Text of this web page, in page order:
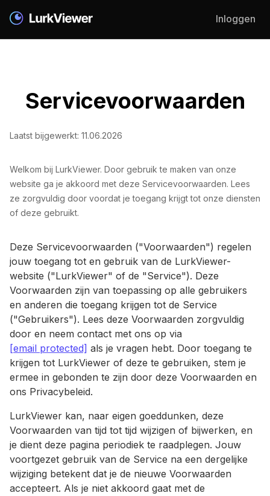
Inloggen
Servicevoorwaarden
Laatst bijgewerkt: 11.06.2026
Welkom bij LurkViewer. Door gebruik te maken van onze
website ga je akkoord met deze Servicevoorwaarden. Lees
ze zorgvuldig door voordat je toegang krijgt tot onze diensten
of deze gebruikt.
Deze Servicevoorwaarden ("Voorwaarden") regelen
jouw toegang tot en gebruik van de LurkViewer-
website ("LurkViewer" of de "Service"). Deze
Voorwaarden zijn van toepassing op alle gebruikers
en anderen die toegang krijgen tot de Service
("Gebruikers"). Lees deze Voorwaarden zorgvuldig
door en neem contact met ons op via
[email protected] als je vragen hebt. Door toegang te
krijgen tot LurkViewer of deze te gebruiken, stem je
ermee in gebonden te zijn door deze Voorwaarden en
ons Privacybeleid.
LurkViewer kan, naar eigen goeddunken, deze
Voorwaarden van tijd tot tijd wijzigen of bijwerken, en
je dient deze pagina periodiek te raadplegen. Jouw
voortgezet gebruik van de Service na een dergelijke
wijziging betekent dat je de nieuwe Voorwaarden
accepteert. Als je niet akkoord gaat met de